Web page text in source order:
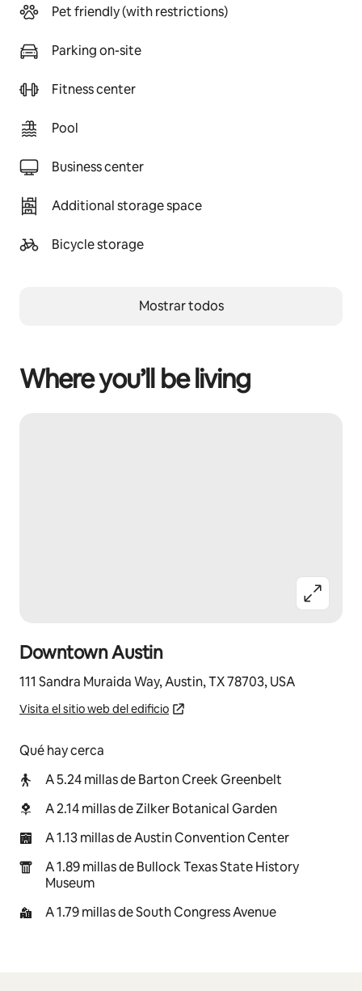
Pet friendly (with restrictions)
Parking on-site
Fitness center
Pool
Business center
Additional storage space
Bicycle storage
Mostrar todos
Where you’ll be living
Downtown Austin
111 Sandra Muraida Way, Austin, TX 78703, USA
Visita el sitio web del edificio
Qué hay cerca
A 5.24 millas de Barton Creek Greenbelt
A 2.14 millas de Zilker Botanical Garden
A 1.13 millas de Austin Convention Center
A 1.89 millas de Bullock Texas State History
Museum
A 1.79 millas de South Congress Avenue